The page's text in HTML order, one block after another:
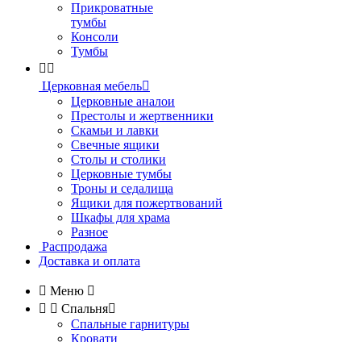
Прикроватные
тумбы
Консоли
Тумбы
 
Церковная мебель
Церковные аналои
Престолы и жертвенники
Скамьи и лавки
Свечные ящики
Столы и столики
Церковные тумбы
Троны и седалища
Ящики для пожертвований
Шкафы для храма
Разное
Распродажа
Доставка и оплата
 Меню 
  Спальня
Спальные гарнитуры
Кровати